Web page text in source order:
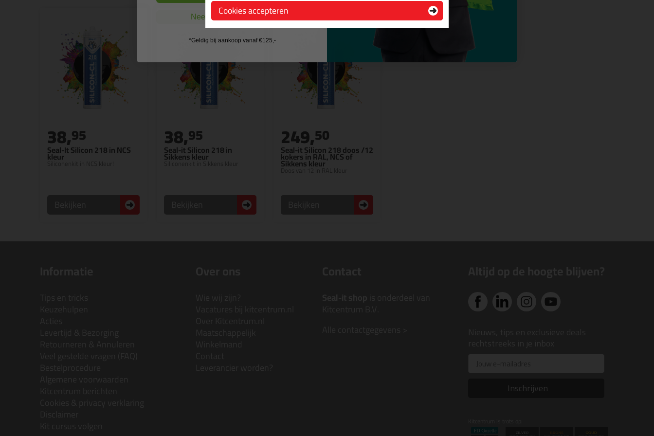
Seal-It Silicon 218 in NCS
kleur
Siliconenkit in NCS kleur!
38,95
Seal-it Silicon 218 in
Sikkens kleur
Siliconenkit in Sikkens kleur
38,95
Seal-it Silicon 218 doos /12
kokers in RAL, NCS of
Sikkens kleur
Doos van 12 in RAL kleur
249,50
Inschrijven
Cookies accepteren
Nee, ik wil geen cadeau
*Geldig bij aankoop vanaf €125,-